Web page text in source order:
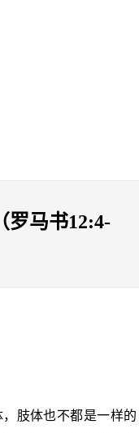
罗马书12:4-
肢体也不都是一样的